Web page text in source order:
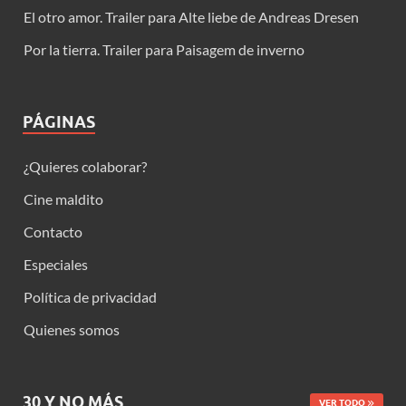
El otro amor. Trailer para Alte liebe de Andreas Dresen
Por la tierra. Trailer para Paisagem de inverno
PÁGINAS
¿Quieres colaborar?
Cine maldito
Contacto
Especiales
Política de privacidad
Quienes somos
30 Y NO MÁS VER TODO